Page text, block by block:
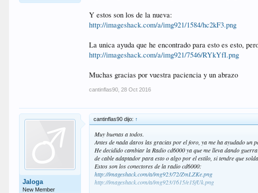
Y estos son los de la nueva:
http://imageshack.com/a/img921/1584/hc2kF3.png
La unica ayuda que he encontrado para esto es esto,
http://imageshack.com/a/img921/7546/RYkYfI.png
Muchas gracias por vuestra paciencia y un abrazo
cantinflas90 28 Oct 2016
Jaloga
New Member
cantinflas90 dijo: ↑
Muy buenas a todos.
Antes de nada daros las gracias por el foro, ya me ha ayudado un
He decidido cambiar la Radio cd6000 ya que me lleva dando
de cable adaptador para esto o algo por el estilo, si tendre que
Estos son los conectores de la radio cd6000:
http://imageshack.com/a/img923/72/ZmLZKe.png
http://imageshack.com/a/img923/1615/e1SfUk.png